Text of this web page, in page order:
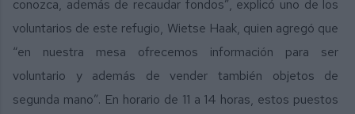
conozca, además de recaudar fondos”, explicó uno de los
voluntarios de este refugio, Wietse Haak, quien agregó que
“en nuestra mesa ofrecemos información para ser
voluntario y además de vender también objetos de
segunda mano”. En horario de 11 a 14 horas, estos puestos